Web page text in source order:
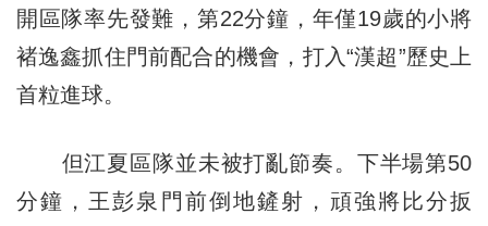
開區隊率先發難，第22分鐘，年僅19歲的小將
褚逸鑫抓住門前配合的機會，打入“漢超”歷史上
首粒進球。
但江夏區隊並未被打亂節奏。下半場第50
分鐘，王彭泉門前倒地鏟射，頑強將比分扳